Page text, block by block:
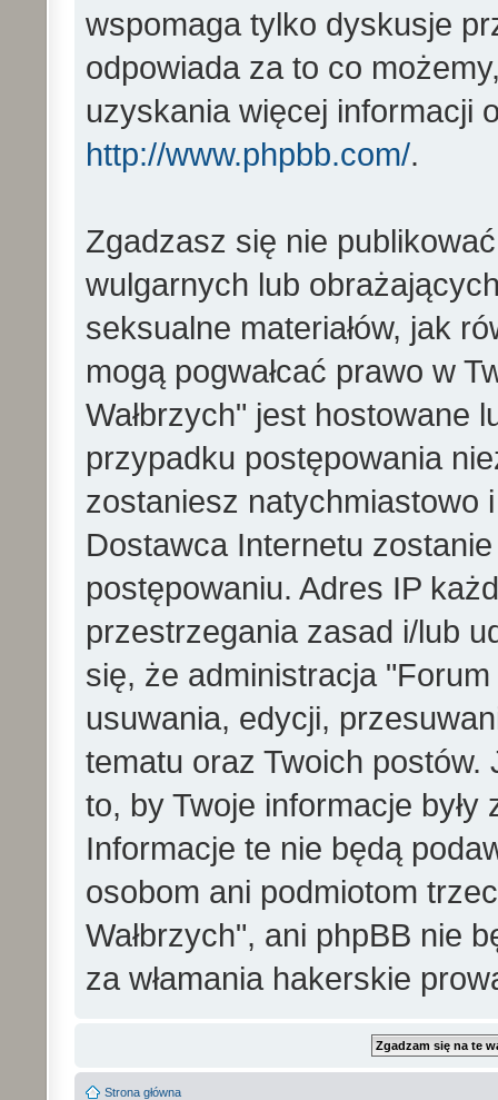
wspomaga tylko dyskusje
odpowiada za to co
uzyskania więcej informacji
http://www.phpbb.com/.
Zgadzasz się nie
wulgarnych lub
seksualne materiałów, jak
mogą pogwałcać prawo w
Wałbrzych" jest hostowane
przypadku postępowania
zostaniesz natychmiastowo
Dostawca Internetu
postępowaniu. Adres IP
przestrzegania zasad i/lub
się, że administracja
usuwania, edycji,
tematu oraz Twoich
to, by Twoje informacje
Informacje te nie będą
osobom ani podmiotom
Wałbrzych", ani phpBB nie
za włamania hakerskie
Strona główna